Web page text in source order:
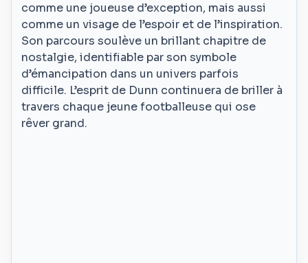
comme une joueuse d’exception, mais aussi
comme un visage de l’espoir et de l’inspiration.
Son parcours soulève un brillant chapitre de
nostalgie, identifiable par son symbole
d’émancipation dans un univers parfois
difficile. L’esprit de Dunn continuera de briller à
travers chaque jeune footballeuse qui ose
rêver grand.